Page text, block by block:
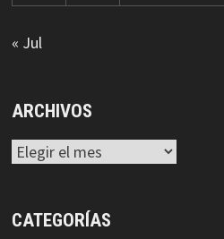
« Jul
ARCHIVOS
Archivos
CATEGORÍAS